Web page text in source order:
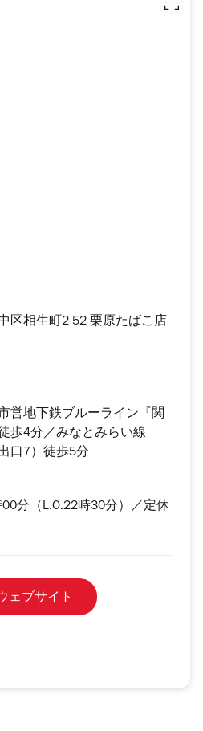
区相生町2-52 栗原たばこ店
営地下鉄ブルーライン『関
歩4分／みなとみらい線
口7）徒歩5分
分（L.O.22時30分）／定休
ェブサイト